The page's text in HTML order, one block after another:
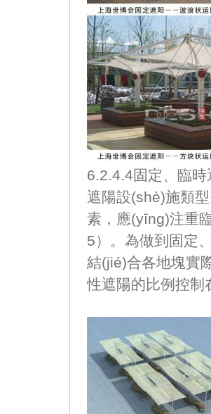
6.2.4.4固定、臨
遮陽設(shè)施類
素，應(yīng)注重
5）。為做到
結(jié)合各地塊實
性遮陽的比例控制